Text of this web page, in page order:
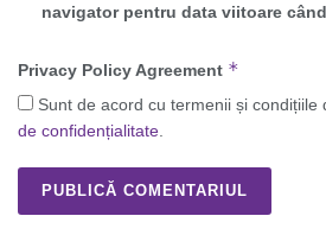
navigator pentru data viitoare
Privacy Policy Agreement *
Sunt de acord cu termenii și condițiile
de confidențialitate.